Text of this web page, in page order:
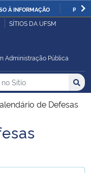
À INFORMAÇÃO
SÍTIOS DA UFSM
Administração Pública
no no Sítio
de Defesas